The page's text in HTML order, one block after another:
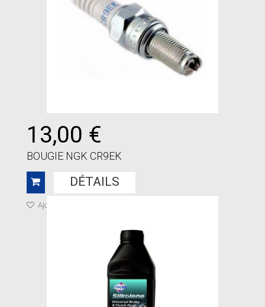
13,00 €
BOUGIE NGK CR9EK
DÉTAILS
Ajouter à ma liste de cadeaux